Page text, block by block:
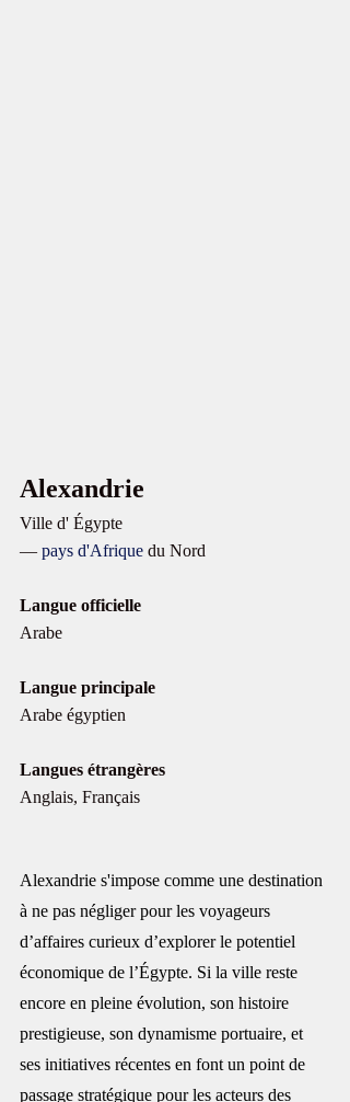
Alexandrie
Ville d' Égypte
— pays d'Afrique du Nord
Langue officielle
Arabe
Langue principale
Arabe égyptien
Langues étrangères
Anglais, Français
Alexandrie s'impose comme une destination
à ne pas négliger pour les voyageurs
d’affaires curieux d’explorer le potentiel
économique de l’Égypte. Si la ville reste
encore en pleine évolution, son histoire
prestigieuse, son dynamisme portuaire, et
ses initiatives récentes en font un point de
passage stratégique pour les acteurs des